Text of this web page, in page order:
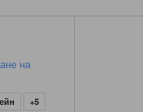
на
+5